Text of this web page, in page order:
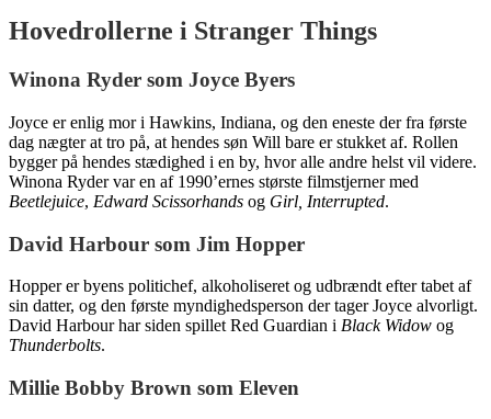
Hovedrollerne i Stranger Things
Winona Ryder som Joyce Byers
Joyce er enlig mor i Hawkins, Indiana, og den eneste der fra første
dag nægter at tro på, at hendes søn Will bare er stukket af. Rollen
bygger på hendes stædighed i en by, hvor alle andre helst vil videre.
Winona Ryder var en af 1990’ernes største filmstjerner med
Beetlejuice, Edward Scissorhands og Girl, Interrupted.
David Harbour som Jim Hopper
Hopper er byens politichef, alkoholiseret og udbrændt efter tabet af
sin datter, og den første myndighedsperson der tager Joyce alvorligt.
David Harbour har siden spillet Red Guardian i Black Widow og
Thunderbolts.
Millie Bobby Brown som Eleven